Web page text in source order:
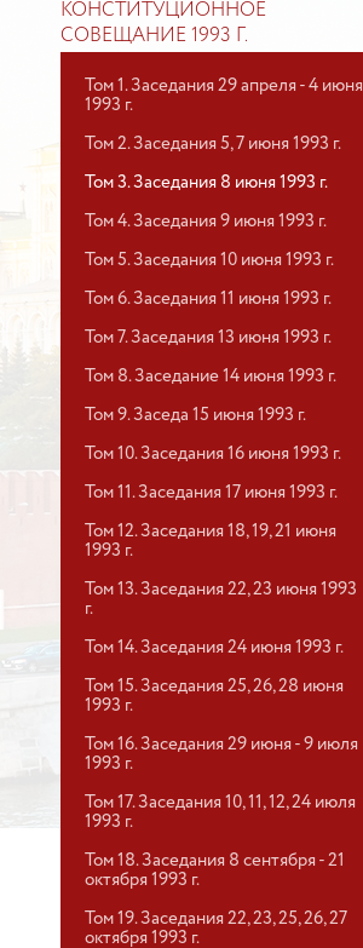
КОНСТИТУЦИОННОЕ
СОВЕЩАНИЕ 1993 Г.
Том 1. Заседания 29 апреля - 4 июня
1993 г.
Том 2. Заседания 5, 7 июня 1993 г.
Том 3. Заседания 8 июня 1993 г.
Том 4. Заседания 9 июня 1993 г.
Том 5. Заседания 10 июня 1993 г.
Том 6. Заседания 11 июня 1993 г.
Том 7. Заседания 13 июня 1993 г.
Том 8. Заседание 14 июня 1993 г.
Том 9. Заседа 15 июня 1993 г.
Том 10. Заседания 16 июня 1993 г.
Том 11. Заседания 17 июня 1993 г.
Том 12. Заседания 18, 19, 21 июня
1993 г.
Том 13. Заседания 22, 23 июня 1993
г.
Том 14. Заседания 24 июня 1993 г.
Том 15. Заседания 25, 26, 28 июня
1993 г.
Том 16. Заседания 29 июня - 9 июля
1993 г.
Том 17. Заседания 10, 11, 12, 24 июля
1993 г.
Том 18. Заседания 8 сентября - 21
октября 1993 г.
Том 19. Заседания 22, 23, 25, 26, 27
октября 1993 г.